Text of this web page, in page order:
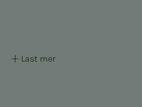
Last mer